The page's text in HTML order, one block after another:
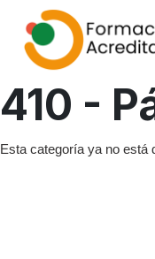
410 -
Esta categoría ya no está